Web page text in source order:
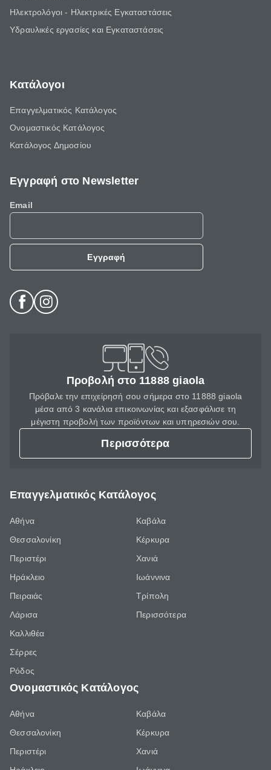
Ηλεκτρολόγοι - Ηλεκτρικές Εγκαταστάσεις
Υδραυλικές εργασίες και Εγκαταστάσεις
Κατάλογοι
Επαγγελματικός Κατάλογος
Ονομαστικός Κατάλογος
Κατάλογος Δημοσίου
Εγγραφή στο Newsletter
Email
Εγγραφή
Προβολή στο 11888 giaola
Πρόβαλε την επιχείρησή σου σήμερα στο 11888 giaola
μέσα από 3 κανάλια επικοινωνίας και εξασφάλισε τη
μέγιστη προβολή των προϊόντων και υπηρεσιών σου.
Περισσότερα
Επαγγελματικός Κατάλογος
Αθήνα
Θεσσαλονίκη
Περιστέρι
Ηράκλειο
Πειραιάς
Λάρισα
Καλλιθέα
Σέρρες
Ρόδος
Καβάλα
Κέρκυρα
Χανιά
Ιωάννινα
Τρίπολη
Περισσότερα
Ονομαστικός Κατάλογος
Αθήνα
Θεσσαλονίκη
Περιστέρι
Καβάλα
Κέρκυρα
Χανιά